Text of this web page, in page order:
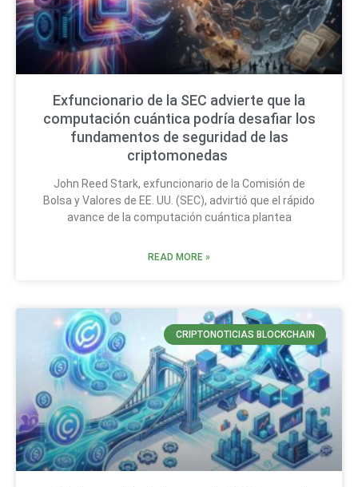
Exfuncionario de la SEC advierte que la
computación cuántica podría desafiar los
fundamentos de seguridad de las
criptomonedas
John Reed Stark, exfuncionario de la Comisión de
Bolsa y Valores de EE. UU. (SEC), advirtió que el rápido
avance de la computación cuántica plantea
READ MORE »
CRIPTONOTICIAS BLOCKCHAIN